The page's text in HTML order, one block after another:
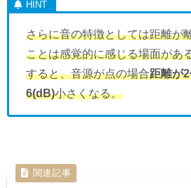
さらに音の特徴としては距離が
ことは感覚的に感じる場面があ
すると、音源が点の場合距離が
6(dB)小さくなる。